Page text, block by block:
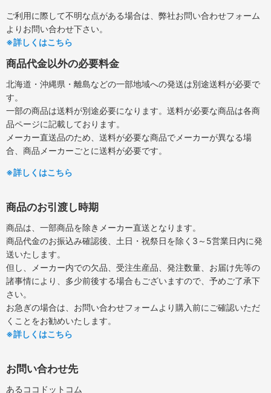
ご利用に際して不明な点がある場合は、弊社お問い合わせフォーム
よりお問い合わせ下さい。
※詳しくはこちら
商品代金以外の必要料金
北海道・沖縄県・離島などの一部地域への発送は別途送料が必要で
す。
一部の商品は送料が別途必要になります。送料が必要な商品は各商
品ページに記載しております。
メーカー直送品のため、送料が必要な商品でメーカーが異なる場
合、商品メーカーごとに送料が必要です。
※詳しくはこちら
商品のお引渡し時期
商品は、一部商品を除きメーカー直送となります。
商品代金のお振込み確認後、土日・祝祭日を除く3～5営業日内に発
送いたします。
但し、メーカー内での欠品、受注生産品、発注数量、お届け先等の
諸事情により、多少前後する場合もございますので、予めご了承下
さい。
お急ぎの場合は、お問い合わせフォームより購入前にご確認いただ
くことをお勧めいたします。
※詳しくはこちら
お問い合わせ先
あるココドットコム